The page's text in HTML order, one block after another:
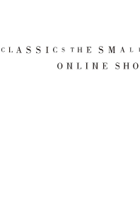
CLASSICS the Small Luxury